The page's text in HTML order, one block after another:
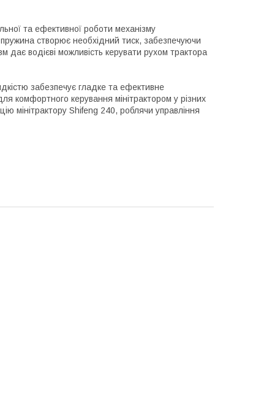
та ефективної роботи механізму
створює необхідний тиск, забезпечуючи
водієві можливість керувати рухом трактора
забезпечує гладке та ефективне
керування мінітрактором у різних
мінітрактору Shifeng 240, роблячи управління